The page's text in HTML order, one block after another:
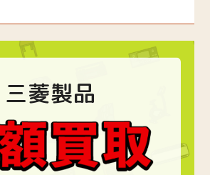
三菱製品